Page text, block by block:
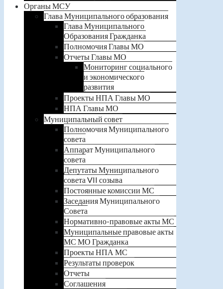
Органы МСУ
Глава Муниципального образования
Глава Муниципального
Образования Гражданка
Полномочия Главы МО
Отчеты Главы МО
Мониторинг социального
и экономического
развития
Проекты НПА Главы МО
НПА Главы МО
Муниципальный совет
Полномочия Муниципального
совета
Аппарат Муниципального
совета
Депутаты Муниципального
совета VII созыва
Постоянные комиссии МС
Заседания Муниципального
Совета
Нормативно-правовые акты МС
Муниципальные правовые акты
МС МО Гражданка
Проекты НПА МС
Результаты проверок
Отчеты
Соглашения